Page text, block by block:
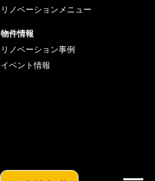
リノベーションメニュー
物件情報
リノベーション事例
イベント情報